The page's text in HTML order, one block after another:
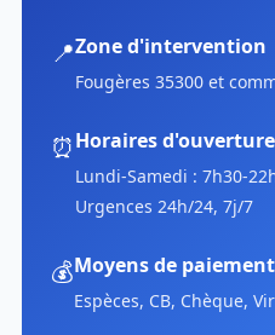
📍Zone d'intervention
Fougères 35300 et
⏰Horaires d'ouverture
Lundi-Samedi : 7h30-
Urgences 24h/24, 7j/7
💰Moyens de paiement
Espèces, CB, Chèque,